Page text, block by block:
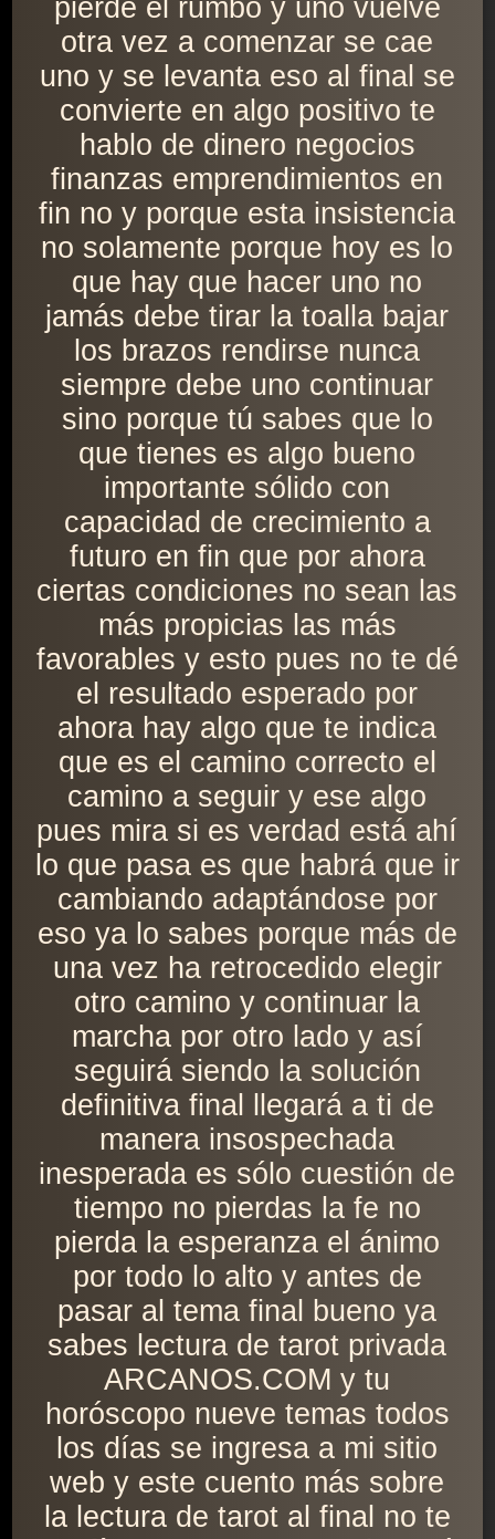
pierde el rumbo y uno vuelve
otra vez a comenzar se cae
uno y se levanta eso al final se
convierte en algo positivo te
hablo de dinero negocios
finanzas emprendimientos en
fin no y porque esta insistencia
no solamente porque hoy es lo
que hay que hacer uno no
jamás debe tirar la toalla bajar
los brazos rendirse nunca
siempre debe uno continuar
sino porque tú sabes que lo
que tienes es algo bueno
importante sólido con
capacidad de crecimiento a
futuro en fin que por ahora
ciertas condiciones no sean las
más propicias las más
favorables y esto pues no te dé
el resultado esperado por
ahora hay algo que te indica
que es el camino correcto el
camino a seguir y ese algo
pues mira si es verdad está ahí
lo que pasa es que habrá que ir
cambiando adaptándose por
eso ya lo sabes porque más de
una vez ha retrocedido elegir
otro camino y continuar la
marcha por otro lado y así
seguirá siendo la solución
definitiva final llegará a ti de
manera insospechada
inesperada es sólo cuestión de
tiempo no pierdas la fe no
pierda la esperanza el ánimo
por todo lo alto y antes de
pasar al tema final bueno ya
sabes lectura de tarot privada
ARCANOS.COM y tu
horóscopo nueve temas todos
los días se ingresa a mi sitio
web y este cuento más sobre
la lectura de tarot al final no te